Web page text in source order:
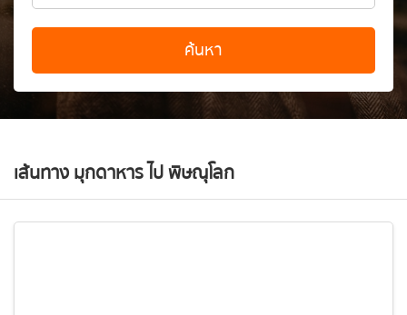
ค้นหา
เส้นทาง มุกดาหาร ไป พิษณุโลก